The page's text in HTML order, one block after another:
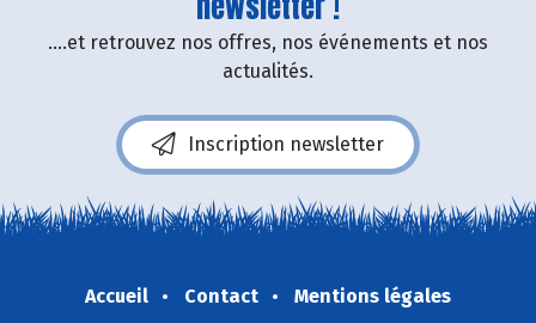
....et retrouvez nos offres, nos événements et nos
actualités.
Inscription newsletter
Accueil Contact
Mentions légales